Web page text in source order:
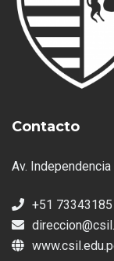
Contacto
Av.
+51 73343185